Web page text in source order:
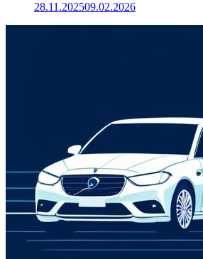
28.11.202509.02.2026